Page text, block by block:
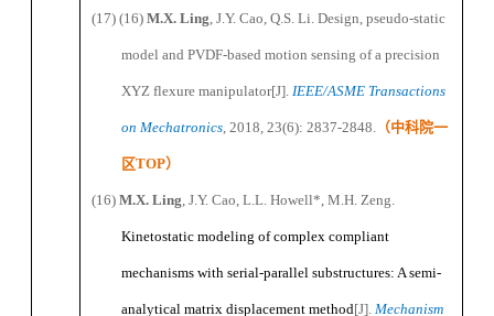
(17) (16) M.X.Ling , J.Y. Cao, Q.S. Li. Design, pseudo-static
model and PVDF-based motion sensing of a precision
XYZ flexure manipulator[J]. IEEE/ASME Transactions
on Mechatronics , 2018, 23(6): 2837-2848. （中科院一
区TOP）
(16) M.X.Ling , J.Y. Cao, L L Howell* , M .H. Zeng.
Kinetostatic modeling of complex compliant
mechanisms with serial-parallel substructures: A semi-
analytical matrix displacement method[J] Mechanism